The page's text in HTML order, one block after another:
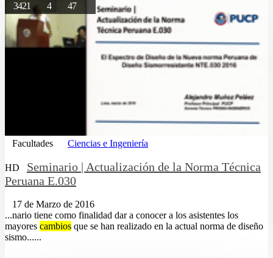
34214 47
Facultades Ciencias e Ingeniería
HD
Seminario | Actualización de la Norma Técnica
Peruana E.030
17 de Marzo de 2016
...nario tiene como finalidad dar a conocer a los asistentes los
mayores cambios que se han realizado en la actual norma de diseño
sismo......